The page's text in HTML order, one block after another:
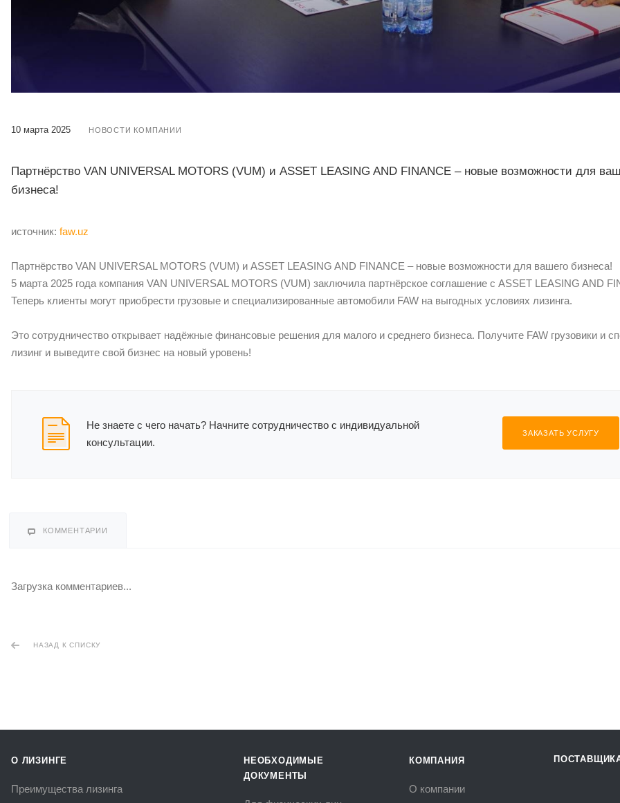
10 марта 2025 НОВОСТИ КОМПАНИИ
Партнёрство VAN UNIVERSAL MOTORS (VUM) и ASSET LEASING AND FINANCE – новые возможности для
бизнеса!
источник: faw.uz
Партнёрство VAN UNIVERSAL MOTORS (VUM) и ASSET LEASING AND FINANCE – новые возможности для вашего бизнеса!
5 марта 2025 года компания VAN UNIVERSAL MOTORS (VUM) заключила партнёрское соглашение с ASSET LEASING AND
Теперь клиенты могут приобрести грузовые и специализированные автомобили FAW на выгодных условиях лизинга.
Это сотрудничество открывает надёжные финансовые решения для малого и среднего бизнеса. Получите FAW грузовики и
лизинг и выведите свой бизнес на новый уровень!
Не знаете с чего начать? Начните сотрудничество с индивидуальной
консультации.
ЗАКАЗАТЬ УСЛУГУ
КОММЕНТАРИИ
Загрузка комментариев...
НАЗАД К СПИСКУ
О ЛИЗИНГЕ
Преимущества лизинга
НЕОБХОДИМЫЕ
ДОКУМЕНТЫ
КОМПАНИЯ
О компании